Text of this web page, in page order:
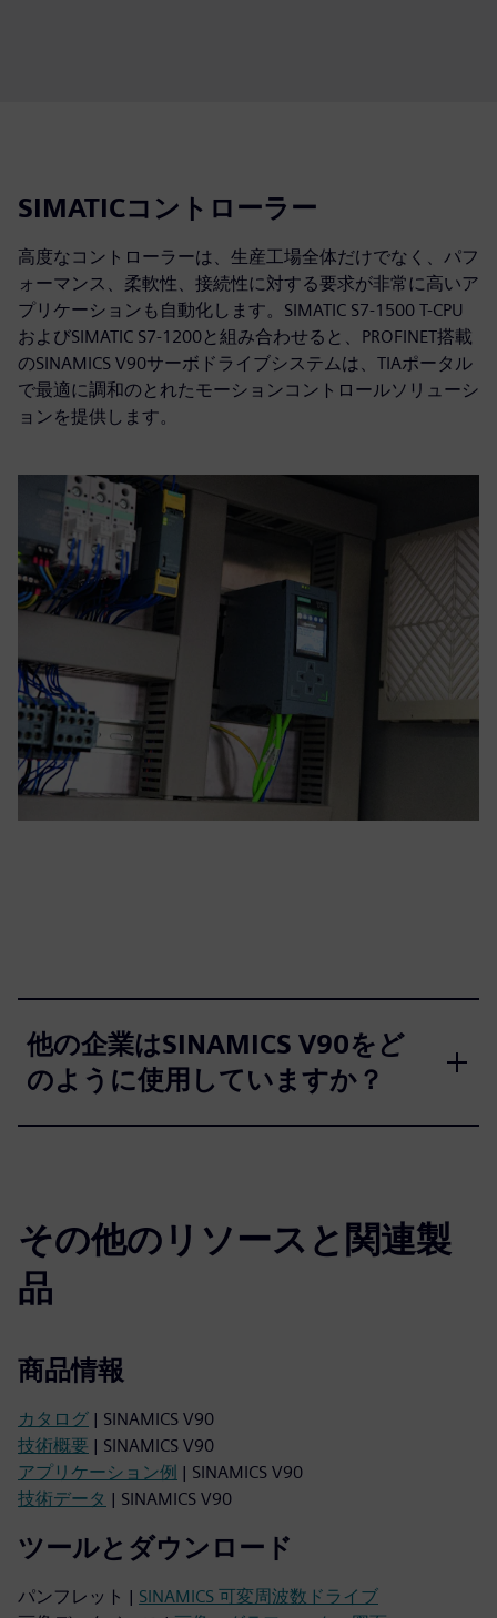
SIMATICコントローラー
高度なコントローラーは、生産工場全体だけでなく、パフ
ォーマンス、柔軟性、接続性に対する要求が非常に高いア
プリケーションも自動化します。SIMATIC S7-1500 T-CPU
およびSIMATIC S7-1200と組み合わせると、PROFINET搭載
のSINAMICS V90サーボドライブシステムは、TIAポータル
で最適に調和のとれたモーションコントロールソリューシ
ョンを提供します。
他の企業はSINAMICS V90をど
のように使用していますか？
その他のリソースと関連製
品
商品情報
カタログ | SINAMICS V90
技術概要 | SINAMICS V90
アプリケーション例 | SINAMICS V90
技術データ | SINAMICS V90
ツールとダウンロード
パンフレット | SINAMICS 可変周波数ドライブ